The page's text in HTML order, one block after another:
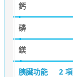
鈣
磷
鎂
胰臟功能 2 項